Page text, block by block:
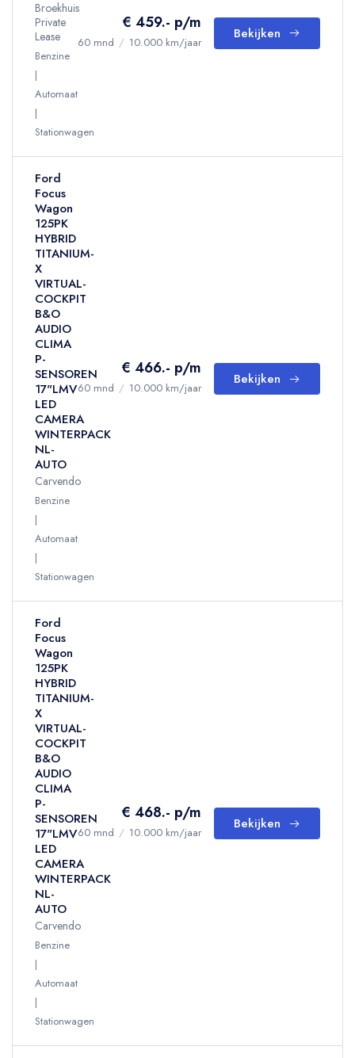
Broekhuis
Private
Lease
Benzine
Automaat
Stationwagen
€ 459.- p/m
60 mnd / 10.000 km/jaar
Bekijken
Ford
Focus
Wagon
125PK
HYBRID
TITANIUM-
X
VIRTUAL-
COCKPIT
B&O
AUDIO
CLIMA
P-
SENSOREN
17"LMV
LED
CAMERA
WINTERPACK
NL-
AUTO
Carvendo
Benzine
Automaat
Stationwagen
€ 466.- p/m
60 mnd / 10.000 km/jaar
Bekijken
Ford
Focus
Wagon
125PK
HYBRID
TITANIUM-
X
VIRTUAL-
COCKPIT
B&O
AUDIO
CLIMA
P-
SENSOREN
17"LMV
LED
CAMERA
WINTERPACK
NL-
AUTO
Carvendo
Benzine
Automaat
Stationwagen
€ 468.- p/m
60 mnd / 10.000 km/jaar
Bekijken